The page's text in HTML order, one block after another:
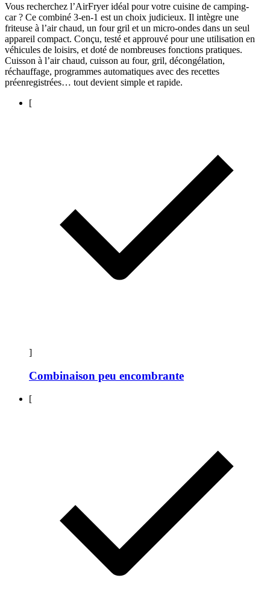
Vous recherchez l’AirFryer idéal pour votre cuisine de camping-
car ? Ce combiné 3-en-1 est un choix judicieux. Il intègre une
friteuse à l’air chaud, un four gril et un micro-ondes dans un seul
appareil compact. Conçu, testé et approuvé pour une utilisation en
véhicules de loisirs, et doté de nombreuses fonctions pratiques.
Cuisson à l’air chaud, cuisson au four, gril, décongélation,
réchauffage, programmes automatiques avec des recettes
préenregistrées… tout devient simple et rapide.
[
]
Combinaison peu encombrante
[